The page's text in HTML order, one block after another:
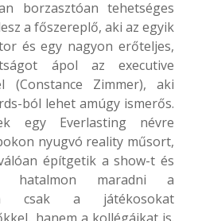
borzasztóan tehetséges
a főszereplő, aki az egyik
és egy nagyon erőteljes,
ápol az executive
(Constance Zimmer), aki
ból lehet amúgy ismerős.
egy Everlasting névre
nyugvó reality műsort,
építgetik a show-t és
hatalmon maradni a
csak a játékosokat